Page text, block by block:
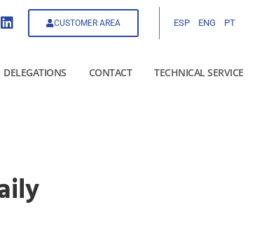
CUSTOMER AREA ESP ENG PT
DELEGATIONS CONTACT TECHNICAL SERVICE